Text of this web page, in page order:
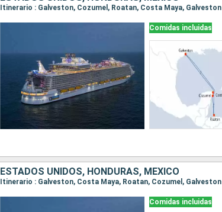
Itinerario : Galveston, Cozumel, Roatan, Costa Maya, Galveston
Comidas incluidas
ESTADOS UNIDOS, HONDURAS, MÉXICO
Itinerario : Galveston, Costa Maya, Roatan, Cozumel, Galveston
Comidas incluidas